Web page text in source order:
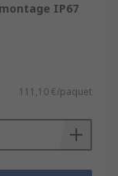
IP67
111,10 €/paquet